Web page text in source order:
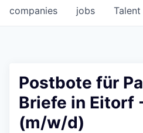
jobs
companies Talent
Postbote für
Briefe in Eitorf
(m/w/d)